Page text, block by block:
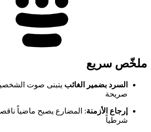
ملخّص سريع
السرد بضمير الغائب يتبنى صوت
صريحة
إرجاع الأزمنة: المضارع يصبح ماضياً
شرطياً